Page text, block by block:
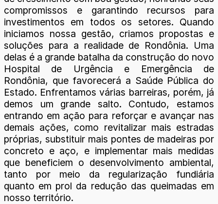
compromissos e garantindo recursos para
investimentos em todos os setores. Quando
iniciamos nossa gestão, criamos propostas e
soluções para a realidade de Rondônia. Uma
delas é a grande batalha da construção do novo
Hospital de Urgência e Emergência de
Rondônia, que favorecerá a Saúde Pública do
Estado. Enfrentamos várias barreiras, porém, já
demos um grande salto. Contudo, estamos
entrando em ação para reforçar e avançar nas
demais ações, como revitalizar mais estradas
próprias, substituir mais pontes de madeiras por
concreto e aço, e implementar mais medidas
que beneficiem o desenvolvimento ambiental,
tanto por meio da regularização fundiária
quanto em prol da redução das queimadas em
nosso território.